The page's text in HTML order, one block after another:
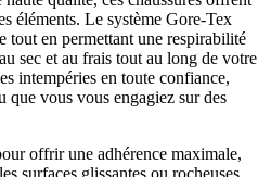
éléments. Le système Gore-Tex
tout en permettant une respirabilité
sec et au frais tout au long de votre
intempéries en toute confiance,
que vous vous engagiez sur des
offrir une adhérence maximale,
surfaces glissantes ou rocheuses.